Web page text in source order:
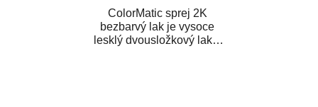
ColorMatic sprej 2K
bezbarvý lak je vysoce
lesklý dvousložkový lak s